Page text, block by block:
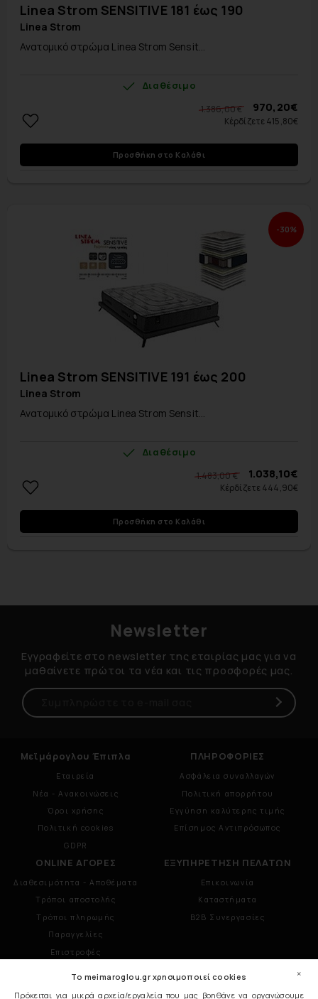
Linea Strom SENSITIVE 181 έως 190
Linea Strom
Ανατομικό στρώμα Linea Strom Sensit...
Διαθέσιμο
1.386,00 € 970,20€
Κέρδίζετε 415,80€
Προσθήκη στο Καλάθι
Linea Strom SENSITIVE 191 έως 200
Linea Strom
Ανατομικό στρώμα Linea Strom Sensit...
Διαθέσιμο
1.483,00 € 1.038,10€
Κέρδίζετε 444,90€
Προσθήκη στο Καλάθι
-30%
Newsletter
Εγγραφείτε στο newsletter της εταιρίας μας για να
μαθαίνετε πρώτοι τα νέα και τις προσφορές μας.
Μεϊμάρογλου Έπιπλα
Εταιρεία
Νέα - Ανακοινώσεις
Όροι χρήσης
Πολιτική cookies
GDPR
ΠΛΗΡΟΦΟΡΙΕΣ
Ασφάλεια συναλλαγών
Πολιτική απορρήτου
Εγγύηση καλύτερης τιμής
Επίσημος Αντιπρόσωπος
ONLINE ΑΓΟΡΕΣ
Διαθεσιμότητα - Αποθέματα
Τρόποι αποστολής
Τρόποι πληρωμής
Παραγγελίες
Επιστροφές
ΕΞΥΠΗΡΕΤΗΣΗ ΠΕΛΑΤΩΝ
Επικοινωνία
Καταστήματα
B2B Συνεργασίες
2109013088
×
To meimaroglou.gr χρησιμοποιεί cookies
Πρόκειται για μικρά αρχεία/εργαλεία που μας βοηθάνε να οργανώσουμε